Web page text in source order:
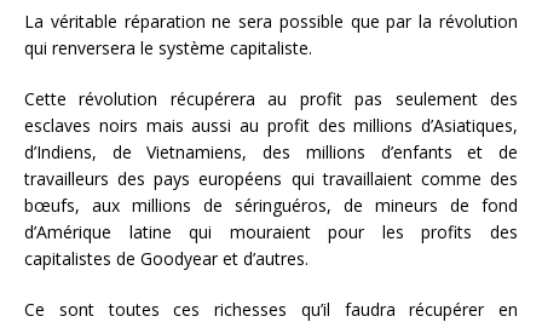
La véritable réparation ne sera possible que par la révolution
qui renversera le système capitaliste.
Cette révolution récupérera au profit pas seulement des
esclaves noirs mais aussi au profit des millions d’Asiatiques,
d’Indiens, de Vietnamiens, des millions d’enfants et de
travailleurs des pays européens qui travaillaient comme des
bœufs, aux millions de séringuéros, de mineurs de fond
d’Amérique latine qui mouraient pour les profits des
capitalistes de Goodyear et d’autres.
Ce sont toutes ces richesses qu’il faudra récupérer en